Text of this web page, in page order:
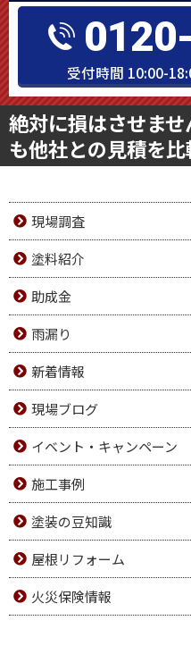
受付時間 10:00-
絶対に損はさせま
も他社との見積を比
現場調査
塗料紹介
助成金
雨漏り
新着情報
現場ブログ
イベント・キャンペーン
施工事例
塗装の豆知識
屋根リフォーム
火災保険情報